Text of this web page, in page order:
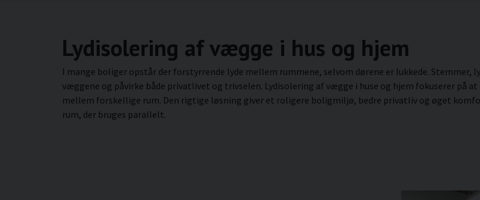
Lydisolering af vægge i hus og hjem
I mange boliger opstår der forstyrrende lyde mellem rummene, selvom dørene er lukkede.
væggene og påvirke både privatlivet og trivselen. Lydisolering af vægge i huse og hjem fokuserer på
mellem forskellige rum. Den rigtige løsning giver et roligere boligmiljø, bedre privatliv og øget
rum, der bruges parallelt.